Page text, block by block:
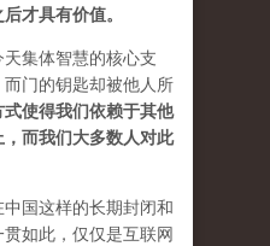
才具有价值。
集体智慧的核心支
门的钥匙却被他人所
使得我们依赖于其他
而我们大多数人对此
国这样的长期封闭和
如此，仅仅是互联网